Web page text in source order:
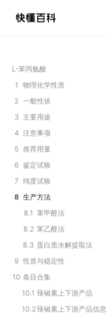
L-苯丙氨酸
1
物理化学性质
2 一般性状
3 主要用途
4 注意事项
5 推荐用量
6 鉴定试验
7 纯度试验
8 生产方法
8.1 苯甲醛法
8.2 苯乙醛法
8.3 蛋白质水解提取法
9 性质与稳定性
10 条目合集
10.1 辣椒素上下游产品
10.2辣椒素上下游产品信息